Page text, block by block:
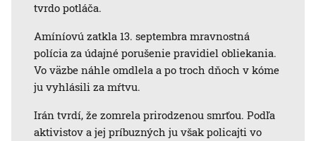
tvrdo potláča.
Amíníovú zatkla 13. septembra mravnostná
polícia za údajné porušenie pravidiel obliekania.
Vo väzbe náhle omdlela a po troch dňoch v kóme
ju vyhlásili za mŕtvu.
Irán tvrdí, že zomrela prirodzenou smrťou. Podľa
aktivistov a jej príbuzných ju však policajti vo